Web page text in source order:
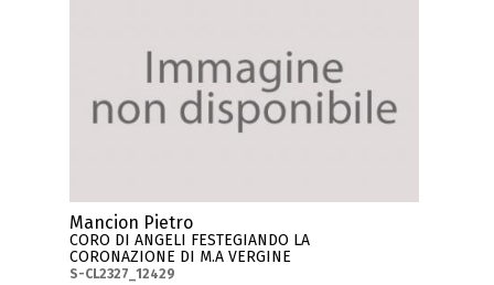
Mancion Pietro
CORO DI ANGELI FESTEGIANDO LA
CORONAZIONE DI M.A VERGINE
S-CL2327_12429